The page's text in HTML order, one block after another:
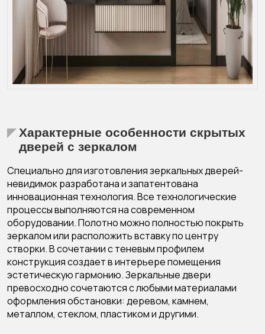
Характерные особенности скрытых
дверей с зеркалом
Специально для изготовления зеркальных дверей-
невидимок разработана и запатентована
инновационная технология. Все технологические
процессы выполняются на современном
оборудовании. Полотно можно полностью покрыть
зеркалом или расположить вставку по центру
створки. В сочетании с теневым профилем
конструкция создает в интерьере помещения
эстетическую гармонию.Зеркальные двери
превосходно сочетаются с любыми материалами
оформления обстановки: деревом, камнем,
металлом, стеклом, пластиком и другими.